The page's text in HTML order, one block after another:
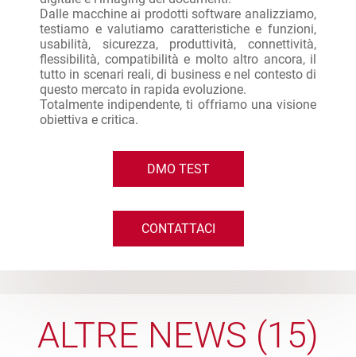
Dalle macchine ai prodotti software analizziamo,
testiamo e valutiamo caratteristiche e funzioni,
usabilità, sicurezza, produttività, connettività,
flessibilità, compatibilità e molto altro ancora, il
tutto in scenari reali, di business e nel contesto di
questo mercato in rapida evoluzione.
Totalmente indipendente, ti offriamo una visione
obiettiva e critica.
DMO TEST
CONTATTACI
ALTRE NEWS (15)